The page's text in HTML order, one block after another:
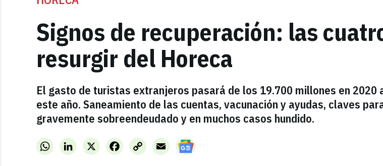
Signos de recuperación: las
resurgir del Horeca
El gasto de turistas extranjeros pasará de los 19.700 millones en 2020
este año. Saneamiento de las cuentas, vacunación y ayudas, claves
gravemente sobreendeudado y en muchos casos hundido.
WhatsAppLinkedInX FacebookCopy
Link
Email